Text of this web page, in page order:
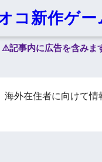
コ新作ゲー
⚠︎記事内に広告を含みま
海外在住者に向けて情